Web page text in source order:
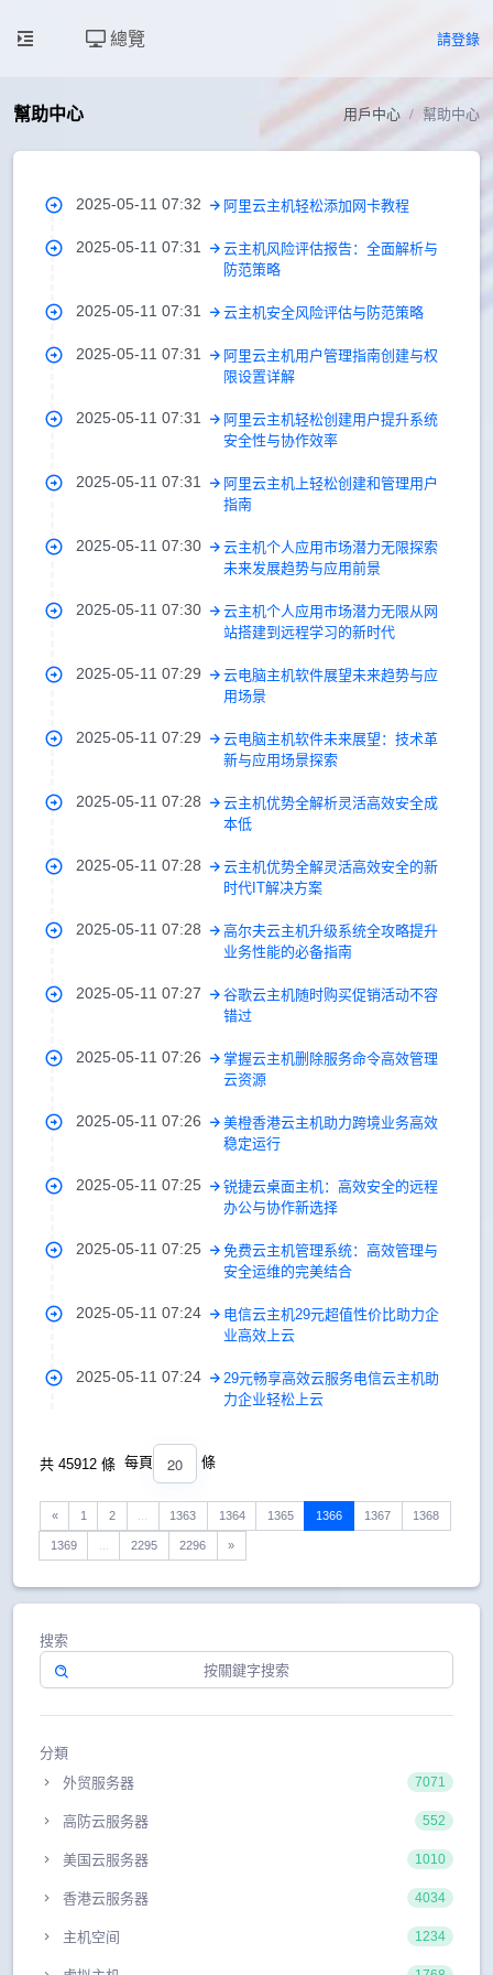
總覽 請登錄
幫助中心 用戶中心 幫助中心
2025-05-11 07:32 阿里云主机轻松添加网卡教程
2025-05-11 07:31
云主机风险评估报告：全面解析与
防范策略
2025-05-11 07:31 云主机安全风险评估与防范策略
2025-05-11 07:31
阿里云主机用户管理指南创建与权
限设置详解
2025-05-11 07:31
阿里云主机轻松创建用户提升系统
安全性与协作效率
2025-05-11 07:31
阿里云主机上轻松创建和管理用户
指南
2025-05-11 07:30
云主机个人应用市场潜力无限探索
未来发展趋势与应用前景
2025-05-11 07:30
云主机个人应用市场潜力无限从网
站搭建到远程学习的新时代
2025-05-11 07:29
云电脑主机软件展望未来趋势与应
用场景
2025-05-11 07:29
云电脑主机软件未来展望：技术革
新与应用场景探索
2025-05-11 07:28
云主机优势全解析灵活高效安全成
本低
2025-05-11 07:28
云主机优势全解灵活高效安全的新
时代IT解决方案
2025-05-11 07:28
高尔夫云主机升级系统全攻略提升
业务性能的必备指南
2025-05-11 07:27
谷歌云主机随时购买促销活动不容
错过
2025-05-11 07:26
掌握云主机删除服务命令高效管理
云资源
2025-05-11 07:26
美橙香港云主机助力跨境业务高效
稳定运行
2025-05-11 07:25
锐捷云桌面主机：高效安全的远程
办公与协作新选择
2025-05-11 07:25
免费云主机管理系统：高效管理与
安全运维的完美结合
2025-05-11 07:24
电信云主机29元超值性价比助力企
业高效上云
2025-05-11 07:24
29元畅享高效云服务电信云主机助
力企业轻松上云
共 45912 條 每頁 20 條
« 1 2 1363 1364 1365 1366 1367 1368
1369 2295 2296 »
搜索
分類
外贸服务器
7071
高防云服务器 552
美国云服务器 1010
香港云服务器 4034
主机空间 1234